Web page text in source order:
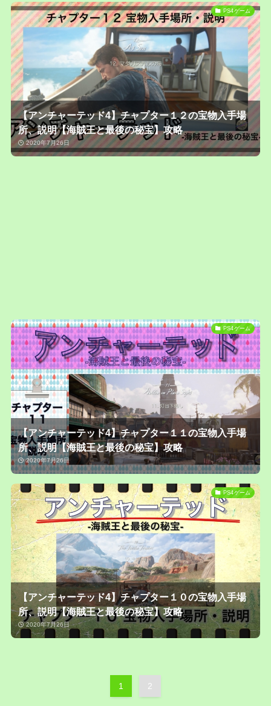
PS4ゲーム
【アンチャーテッド4】チャプター１２の宝物入手場
所、説明【海賊王と最後の秘宝】攻略
2020年7月26日
PS4ゲーム
【アンチャーテッド4】チャプター１１の宝物入手場
所、説明【海賊王と最後の秘宝】攻略
2020年7月26日
PS4ゲーム
【アンチャーテッド4】チャプター１０の宝物入手場
所、説明【海賊王と最後の秘宝】攻略
2020年7月26日
1 2